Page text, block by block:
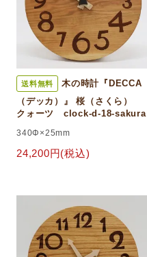
送料無料
木の時計『DECCA
（デッカ）』 桜（さくら）
クォーツ clock-d-18-sakura
340Φ×25mm
24,200円(税込)